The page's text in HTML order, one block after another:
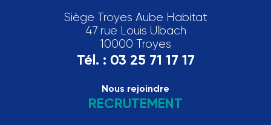
Siège Troyes Aube Habitat
47 rue Louis Ulbach
10000 Troyes
Tél. : 03 25 71 17 17
Nous rejoindre
RECRUTEMENT